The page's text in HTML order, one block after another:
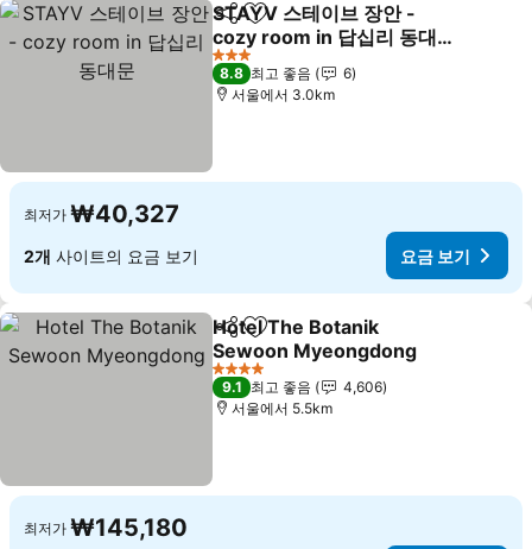
공유 즐겨찾기에 추가
STAYV 스테이브 장안 -
cozy room in 답십리 동대
문
요금 보기
3 성급
8.8 최고 좋음
6
서울에서 3.0km
최저가 ₩40,327
2개 사이트의 요금 보기 요금 보기
공유 즐겨찾기에 추가
Hotel The Botanik
Sewoon Myeongdong
요금 보기
4 성급
9.1 최고 좋음
4,606
서울에서 5.5km
최저가 ₩145,180